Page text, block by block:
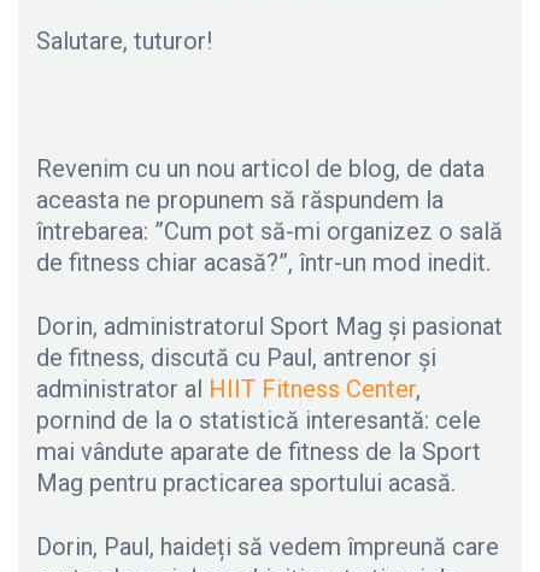
Salutare, tuturor!
Revenim cu un nou articol de blog, de data
aceasta ne propunem să răspundem la
întrebarea: ”Cum pot să-mi organizez o sală
de fitness chiar acasă?”, într-un mod inedit.
Dorin, administratorul Sport Mag și pasionat
de fitness, discută cu Paul, antrenor și
administrator al HIIT Fitness Center,
pornind de la o statistică interesantă: cele
mai vândute aparate de fitness de la Sport
Mag pentru practicarea sportului acasă.
Dorin, Paul, haideți să vedem împreună care